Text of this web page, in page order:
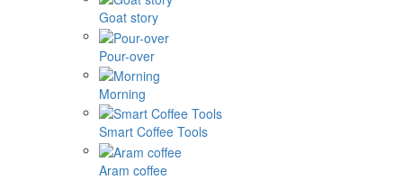
Goat story
Pour-over
Morning
Smart Coffee Tools
Aram coffee